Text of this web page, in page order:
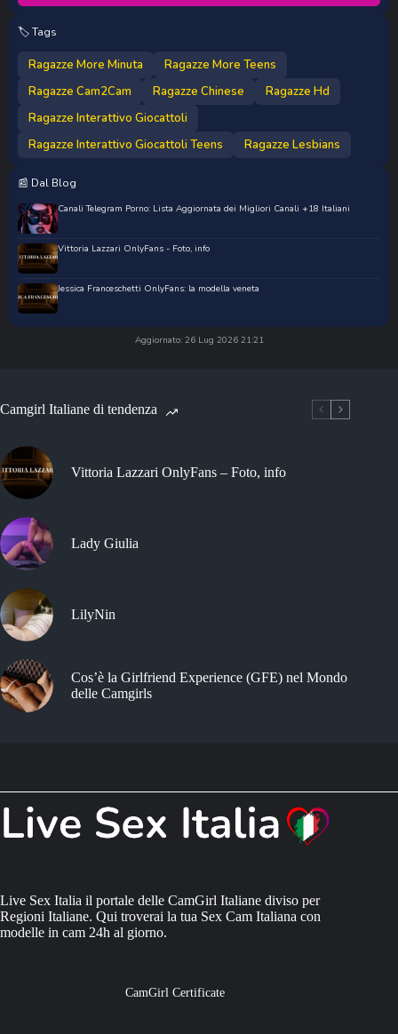
🏷️ Tags
Ragazze More Minuta
Ragazze More Teens
Ragazze Cam2Cam
Ragazze Chinese
Ragazze Hd
Ragazze Interattivo Giocattoli
Ragazze Interattivo Giocattoli Teens
Ragazze Lesbians
📰 Dal Blog
Canali Telegram Porno: Lista Aggiornata dei Migliori Canali +18 Italiani
Vittoria Lazzari OnlyFans - Foto, info
Jessica Franceschetti OnlyFans: la modella veneta
Aggiornato: 26 Lug 2026 21:21
Camgirl Italiane di tendenza
Vittoria Lazzari OnlyFans – Foto, info
Lady Giulia
LilyNin
Cos’è la Girlfriend Experience (GFE) nel Mondo
delle Camgirls
Live Sex Italia il portale delle CamGirl Italiane diviso per
Regioni Italiane. Qui troverai la tua Sex Cam Italiana con
modelle in cam 24h al giorno.
CamGirl Certificate